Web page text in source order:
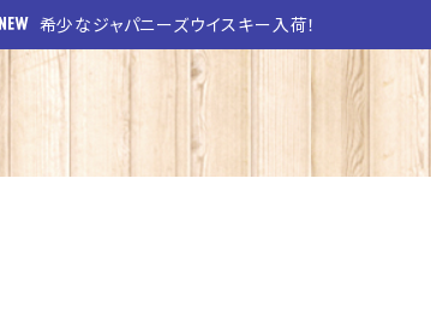
希少なジャパニーズウイスキー入荷！